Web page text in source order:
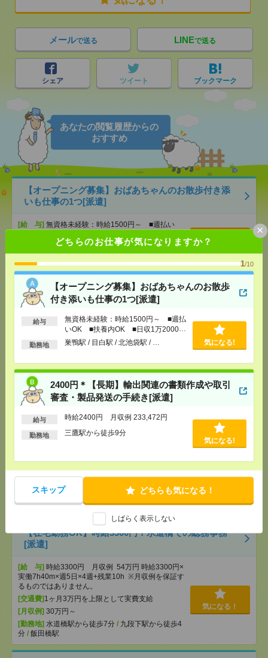
どちらのお仕事が気になりますか？
1/10
【オープニング募集】おばあちゃんのお散歩
付き添いも仕事の1つ[派遣]
給与
無資格未経験：時給1500円～ ■週払
いOK ■扶養内OK ■日収1万2000円
以上
勤務地 巣鴨駅 / 目白駅 / 北池袋駅 / … 気になる!
2400円＊【長期】輸出関連の書類作成や取引
審査・製品発送の手続き[派遣]
給与 時給2400円 月収例 233,472円
勤務地
三鷹駅から徒歩9分
気になる!
スキップ どちらも気になる！
しばらく表示しない
×
メールで送る LINEで送る
シェア ツイート ブックマーク
あなたの閲覧履歴からの
おすすめ
【オープニング募集】おばあちゃんのお散歩付き添
いも仕事の1つ[派遣]
[給 与] 無資格未経験：時給1500円～ ■週払い
交通費全額支給
2400円＊【長期】輸出関連の書類作成や取引審査・
製品発送の手続き[派遣]
[給 与]時給2400円 月収例 233,472円
[月収例]20～25万円
[勤務地]三鷹駅から徒歩9分
気になる！
【在宅勤務OK】時給3400円！残業ほぼなし▼化粧品
メーカーで経理事務[派遣]
実働7h30m×週5日×4週+残業5h ※月収例を保証す
[勤務地]半蔵門駅から徒歩2分
永田町駅から徒歩6
分
気になる！
【在宅勤務OK】時給3300円！水道橋での総務事務
[派遣]
[給 与] 時給3300円 月収例 54万円 時給3300円×
実働7h40m×週5日×4週+残業10h ※月収例を保証す
るものではありません。
[交通費] 1ヶ月3万円を上限として実費支給
[月収例] 30万円～
[勤務地] 水道橋駅から徒歩7分 / 九段下駅から徒歩4
分 / 飯田橋駅
気になる！